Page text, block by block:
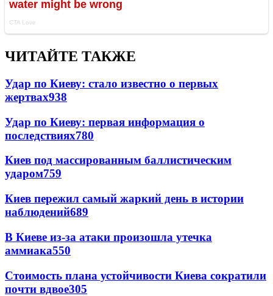
ЧИТАЙТЕ ТАКЖЕ
Удар по Киеву: стало известно о первых
жертвах938
Удар по Киеву: первая информация о
последствиях780
Киев под массированным баллистическим
ударом759
Киев пережил самый жаркий день в истории
наблюдений689
В Киеве из-за атаки произошла утечка
аммиака550
Стоимость плана устойчивости Киева сократили
почти вдвое305